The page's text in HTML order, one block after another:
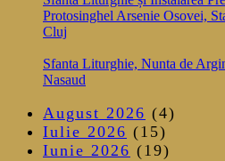
Protosinghel Arsenie Osovei,
Cluj
Sfanta Liturghie, Nunta de
Nasaud
August 2026 (4)
Iulie 2026 (15)
Iunie 2026 (19)